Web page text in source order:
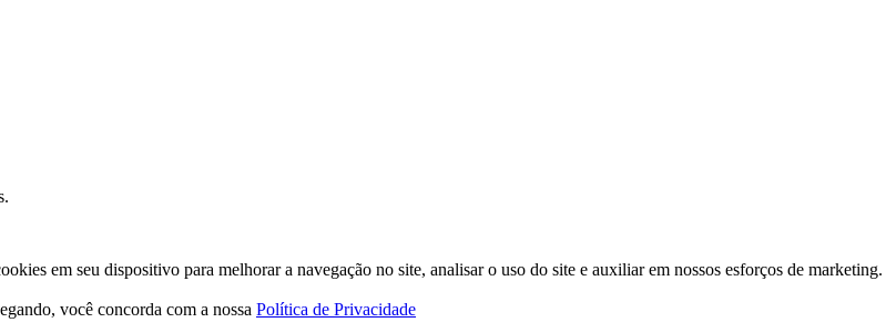
em seu dispositivo para melhorar a navegação no site, analisar o uso do site e auxiliar em nossos esforços de marketing.
você concorda com a nossa Política de Privacidade